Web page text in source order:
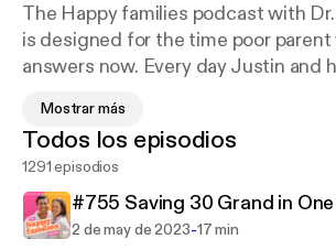
The Happy families podcast with
is designed for the time poor
answers now. Every day Justin and
approach to parenting that Mums
the world are connecting with.
6 daughters and they regularly share
experiences of managing a busy
with lots of challenges and plenty of
Mostrar más
Todos los episodios
1291 episodios
#755 Saving 30 Grand in One
2 de may de 2023-17 min